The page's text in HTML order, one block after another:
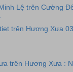
Lệ trên Cường
trên Hương Xưa
trên Hương Xưa :